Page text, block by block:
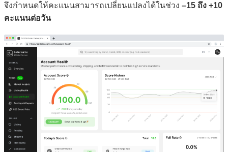
จึงกำหนดให้คะแนนสามารถเปลี่ยนแปลงได้ในช่วง –15 ถึง +10
คะแนนต่อวัน